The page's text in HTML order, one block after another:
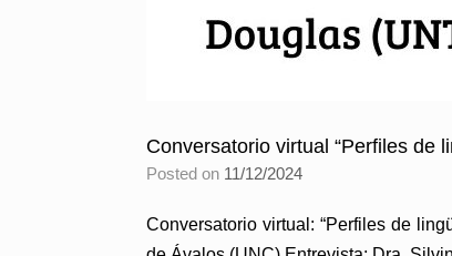
Conversatorio virtual “Perfiles de
Posted on 11/12/2024
Conversatorio virtual: “Perfiles de